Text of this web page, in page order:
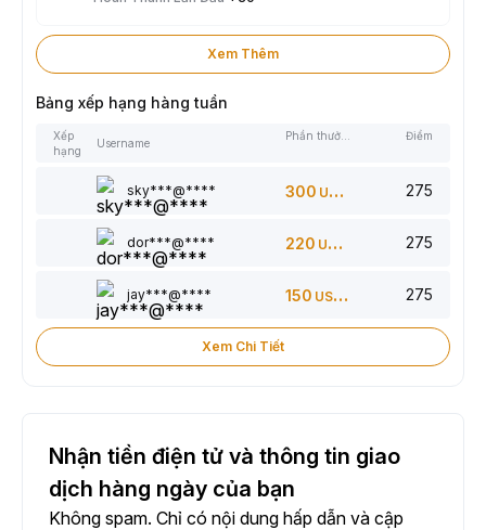
Xem Thêm
Bảng xếp hạng hàng tuần
Xếp
hạng
Username
Điểm
sky***@**** 300 USDT 275
dor***@**** 220 USDT 275
jay***@**** 150 USDT 275
Xem Chi Tiết
Nhận tiền điện tử và thông tin giao
dịch hàng ngày của bạn
Không spam. Chỉ có nội dung hấp dẫn và cập